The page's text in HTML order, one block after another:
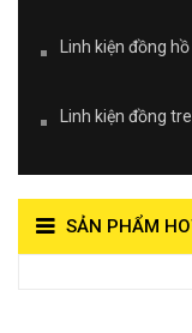
Linh kiện đồng
Linh kiện đồng
SẢN PHẨM